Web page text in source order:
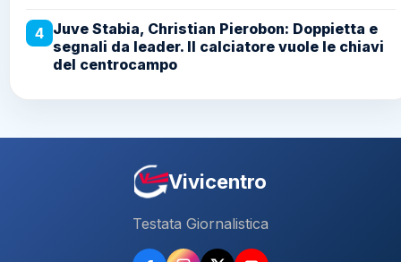
4 Juve Stabia, Christian Pierobon: Doppietta e
segnali da leader. Il calciatore vuole le chiavi
del centrocampo
Vivicentro
Testata Giornalistica